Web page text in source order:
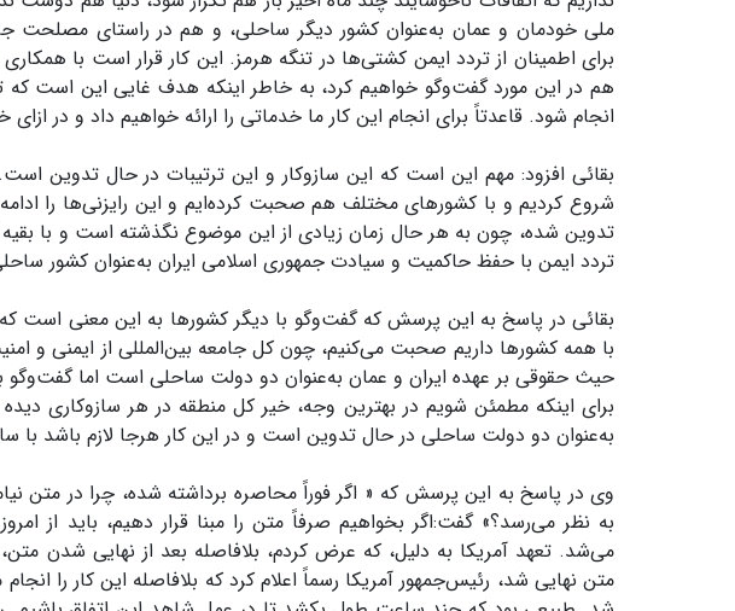
ملی خودمان و عمان به‌عنوان کشور دیگر ساحلی، و هم در راستای مصلحت
برای اطمینان از تردد ایمن کشتی‌ها در تنگه هرمز. این کار قرار است با
هم در این مورد گفت‌وگو خواهیم کرد، به خاطر اینکه هدف غایی این است که
انجام شود. قاعدتاً برای انجام این کار ما خدماتی را ارائه خواهیم داد و در
بقائی افزود: مهم این است که این سازوکار و این ترتیبات در حال تدوین
شروع کردیم و با کشورهای مختلف هم صحبت کرده‌ایم و این رایزنی‌ها را
تدوین شده، چون به هر حال زمان زیادی از این موضوع نگذشته است و با
تردد ایمن با حفظ حاکمیت و سیادت جمهوری اسلامی ایران به‌عنوان کشور
بقائی در پاسخ به این پرسش که گفت‌وگو با دیگر کشورها به این معنی است
با همه کشورها داریم صحبت می‌کنیم، چون کل جامعه بین‌المللی از ایمنی و
حیث حقوقی بر عهده ایران و عمان به‌عنوان دو دولت ساحلی است اما گفت‌وگو
برای اینکه مطمئن شویم در بهترین وجه، خیر کل منطقه در هر سازوکاری
به‌عنوان دو دولت ساحلی در حال تدوین است و در این کار هرجا لازم باشد
وی در پاسخ به این پرسش که « اگر فوراً محاصره برداشته شده، چرا در متن
به نظر می‌رسد؟» گفت:اگر بخواهیم صرفاً متن را مبنا قرار دهیم، باید از
متن نهایی شد، رئیس‌جمهور آمریکا رسماً اعلام کرد که بلافاصله این کار را